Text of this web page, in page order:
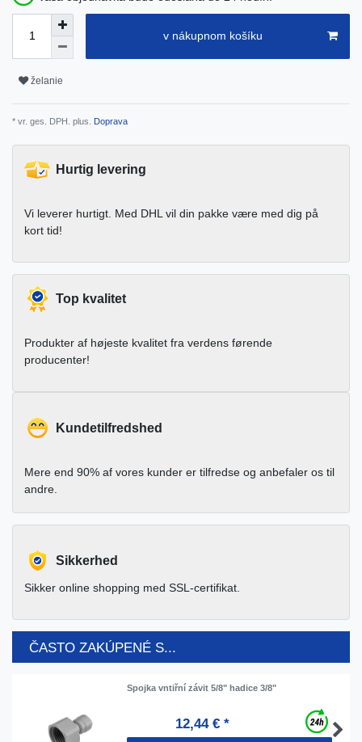
v nákupnom košíku
želanie
* vr. ges. DPH. plus. Doprava
Hurtig levering
Vi leverer hurtigt. Med DHL vil din pakke være med dig på
kort tid!
Top kvalitet
Produkter af højeste kvalitet fra verdens førende
producenter!
Kundetilfredshed
Mere end 90% af vores kunder er tilfredse og anbefaler os til
andre.
Sikkerhed
Sikker online shopping med SSL-certifikat.
ČASTO ZAKÚPENÉ S...
Spojka vntiřní závit 5/8" hadice 3/8"
12,44 € *